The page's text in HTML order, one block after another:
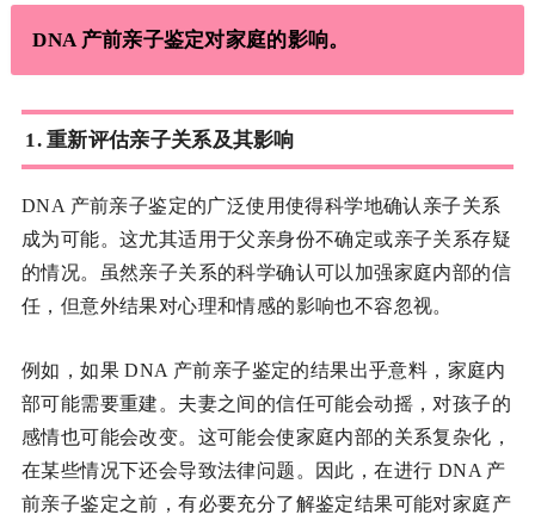
DNA 产前亲子鉴定对家庭的影响。
1. 重新评估亲子关系及其影响
DNA 产前亲子鉴定的广泛使用使得科学地确认亲子关系
成为可能。这尤其适用于父亲身份不确定或亲子关系存疑
的情况。虽然亲子关系的科学确认可以加强家庭内部的信
任，但意外结果对心理和情感的影响也不容忽视。
例如，如果 DNA 产前亲子鉴定的结果出乎意料，家庭内
部可能需要重建。夫妻之间的信任可能会动摇，对孩子的
感情也可能会改变。这可能会使家庭内部的关系复杂化，
在某些情况下还会导致法律问题。因此，在进行 DNA 产
前亲子鉴定之前，有必要充分了解鉴定结果可能对家庭产